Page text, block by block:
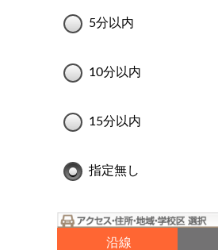
5分以内
10分以内
15分以内
指定無し
沿線